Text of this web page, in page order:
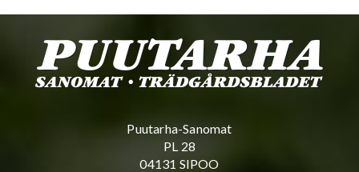
Puutarha-Sanomat
PL 28
04131 SIPOO